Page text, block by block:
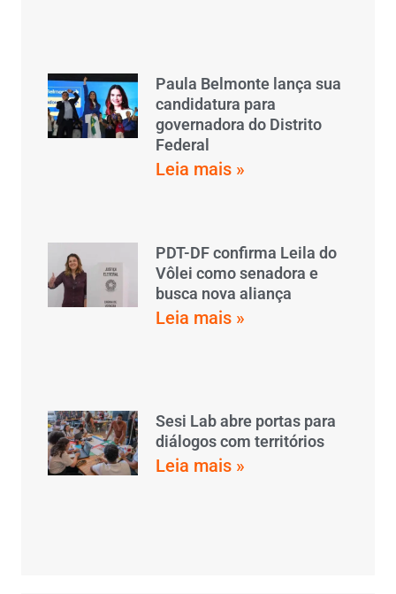
Paula Belmonte lança sua
candidatura para
governadora do Distrito
Federal
Leia mais »
PDT-DF confirma Leila do
Vôlei como senadora e
busca nova aliança
Leia mais »
Sesi Lab abre portas para
diálogos com territórios
Leia mais »